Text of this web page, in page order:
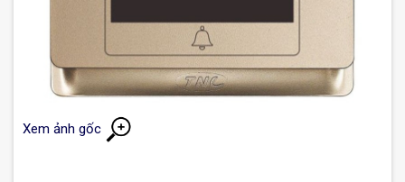
Xem ảnh gốc